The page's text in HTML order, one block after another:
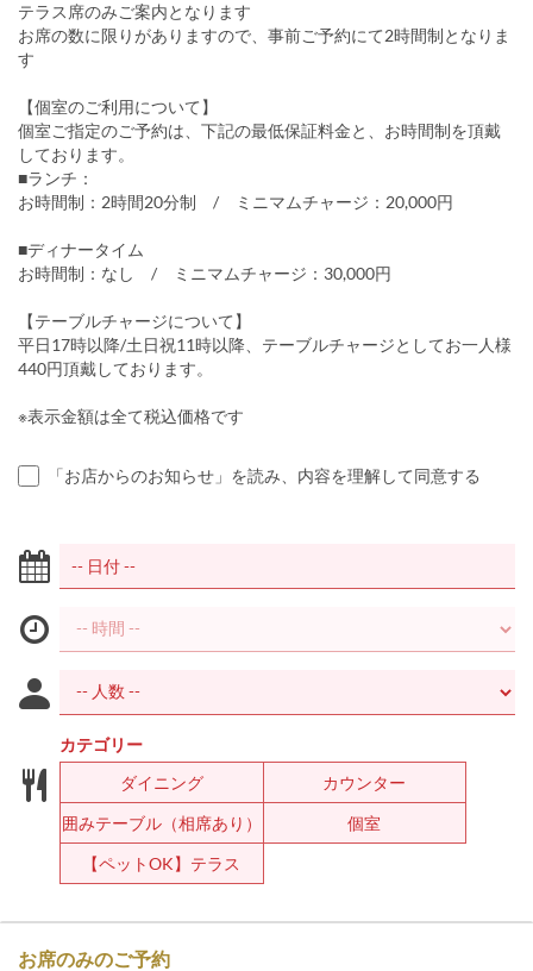
テラス席のみご案内となります
お席の数に限りがありますので、事前ご予約にて2時間制となりま
す
【個室のご利用について】
個室ご指定のご予約は、下記の最低保証料金と、お時間制を頂戴
しております。
■ランチ：
お時間制：2時間20分制 / ミニマムチャージ：20,000円
■ディナータイム
お時間制：なし / ミニマムチャージ：30,000円
【テーブルチャージについて】
平日17時以降/土日祝11時以降、テーブルチャージとしてお一人様
440円頂戴しております。
※表示金額は全て税込価格です
「お店からのお知らせ」を読み、内容を理解して同意する
カテゴリー
ダイニング
カウンター
囲みテーブル（相席あり）
個室
【ペットOK】テラス
お席のみのご予約